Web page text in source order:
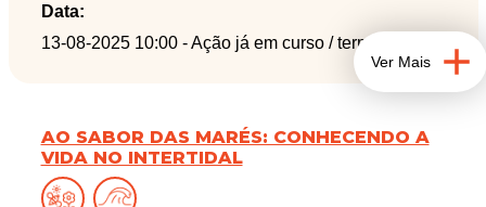
Juntem-se a nós nesta atividade sobre investigação
científica e pela conservação do oceano!
Ação realizada em colaboração com o Observatório
Oceânico da Madeira. Os menores devem estar
Data:
13-08-2025 10:00 - Ação já em curso / terminada
Ver Mais
AO SABOR DAS MARÉS: CONHECENDO A
VIDA NO INTERTIDAL